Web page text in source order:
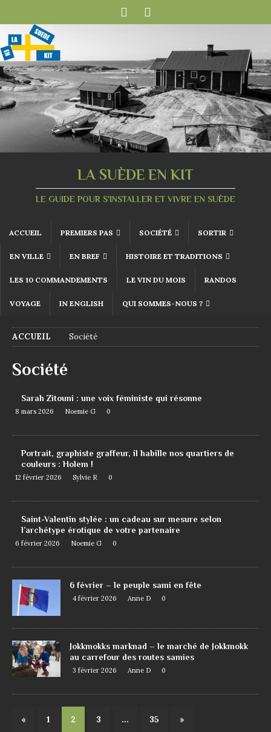
LA SUÈDE EN KIT
LE GUIDE POUR S'INSTALLER ET VIVRE EN SUÈDE
ACCUEIL PREMIERS PAS SOCIÉTÉ SORTIR
EN VILLE EN BREF HISTOIRE ET TRADITIONS
LES 10 COMMANDEMENTS LE VIN DU MOIS RANDOS
VOYAGE IN ENGLISH QUI SOMMES-NOUS ?
ACCUEIL Société
Société
Sarah Zitouni : une voix féministe qui résonne
8 mars 2026 Noemie G 0
Portrait, graphiste graffeur, il habille nos quartiers de
couleurs : Holem !
12 février 2026 Sylvie R 0
Saint-Valentin stylée : un cadeau sur mesure selon
l’archétype érotique de votre partenaire
6 février 2026 Noemie G 0
6 février – le peuple sami en fête
4 février 2026 Anne D 0
Jokkmokks marknad – le marché de Jokkmokk
au carrefour des routes samies
3 février 2026 Anne D 0
« 1 2 3 … 35 »